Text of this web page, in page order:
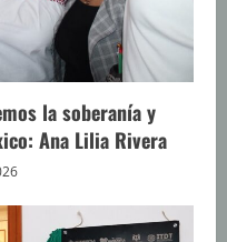
la soberanía y
Ana Lilia Rivera